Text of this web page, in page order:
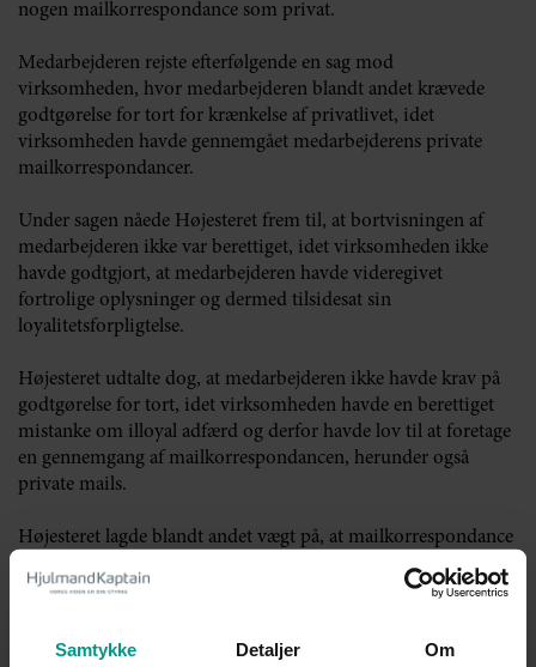
Samtykke Detaljer Om
nogen mailkorrespondance som privat.
Medarbejderen rejste efterfølgende en sag mod
virksomheden, hvor medarbejderen blandt andet krævede
godtgørelse for tort for krænkelse af privatlivet, idet
virksomheden havde gennemgået medarbejderens private
mailkorrespondancer.
Under sagen nåede Højesteret frem til, at bortvisningen af
medarbejderen ikke var berettiget, idet virksomheden ikke
havde godtgjort, at medarbejderen havde videregivet
fortrolige oplysninger og dermed tilsidesat sin
loyalitetsforpligtelse.
Højesteret udtalte dog, at medarbejderen ikke havde krav på
godtgørelse for tort, idet virksomheden havde en berettiget
mistanke om illoyal adfærd og derfor havde lov til at foretage
en gennemgang af mailkorrespondancen, herunder også
private mails.
Højesteret lagde blandt andet vægt på, at mailkorrespondance
via virksomhedens systemer tilhørte virksomheden.
Virksomhedens gennemgang af private mails var dermed
videregivet fortrolige oplysninger.